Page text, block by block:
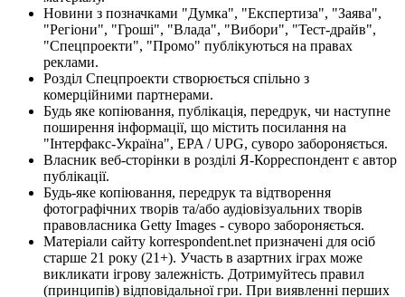
Новини з позначками "Думка", "Експертиза", "Заява",
"Регіони", "Гроші", "Влада", "Вибори", "Тест-драйв",
"Спецпроекти", "Промо" публікуються на правах
реклами.
Розділ Спецпроекти створюється спільно з
комерційними партнерами.
Будь яке копіювання, публікація, передрук, чи наступне
поширення інформації, що містить посилання на
"Інтерфакс-Україна", EPA / UPG, суворо забороняється.
Власник веб-сторінки в розділі Я-Корреспондент є автор
публікації.
Будь-яке копіювання, передрук та відтворення
фотографічних творів та/або аудіовізуальних творів
правовласника Getty Images - суворо забороняється.
Матеріали сайту korrespondent.net призначені для осіб
старше 21 року (21+). Участь в азартних іграх може
викликати ігрову залежність. Дотримуйтесь правил
(принципів) відповідальної гри. При виявленні перших